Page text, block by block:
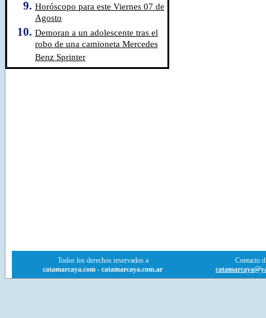
Horóscopo para este Viernes 07 de
Agosto
Demoran a un adolescente tras el
robo de una camioneta Mercedes
Benz Sprinter
Todos los derechos reservados a
catamarcaya.com - catamarcaya.com.ar
Contacto